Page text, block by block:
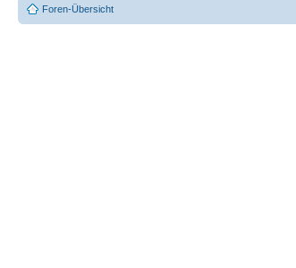
Foren-Übersicht